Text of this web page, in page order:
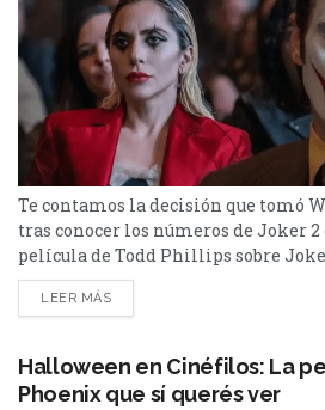
Te contamos la decisión que tomó
tras conocer los números de Joker 2
película de Todd Phillips sobre
la expectativa por la segunda
à Deux o Joker 2 fue estrenada
LEER MÁS
Halloween en Cinéfilos: La
Phoenix que sí querés ver